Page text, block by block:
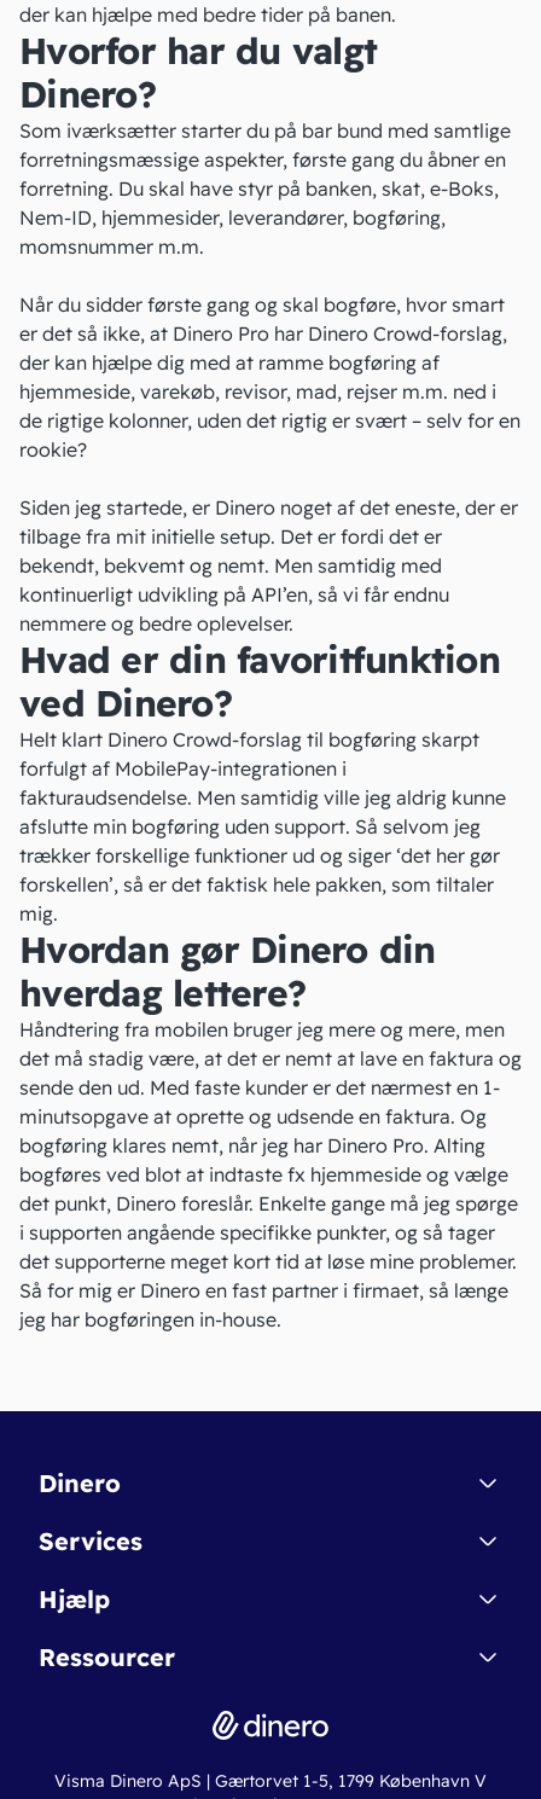
der kan hjælpe med bedre tider på banen.
Hvorfor har du valgt
Dinero?
Som iværksætter starter du på bar bund med samtlige
forretningsmæssige aspekter, første gang du åbner en
forretning. Du skal have styr på banken, skat, e-Boks,
Nem-ID, hjemmesider, leverandører, bogføring,
momsnummer m.m.
Når du sidder første gang og skal bogføre, hvor smart
er det så ikke, at Dinero Pro har Dinero Crowd-forslag,
der kan hjælpe dig med at ramme bogføring af
hjemmeside, varekøb, revisor, mad, rejser m.m. ned i
de rigtige kolonner, uden det rigtig er svært – selv for en
rookie?
Siden jeg startede, er Dinero noget af det eneste, der er
tilbage fra mit initielle setup. Det er fordi det er
bekendt, bekvemt og nemt. Men samtidig med
kontinuerligt udvikling på API’en, så vi får endnu
nemmere og bedre oplevelser.
Hvad er din favoritfunktion
ved Dinero?
Helt klart Dinero Crowd-forslag til bogføring skarpt
forfulgt af MobilePay-integrationen i
fakturaudsendelse. Men samtidig ville jeg aldrig kunne
afslutte min bogføring uden support. Så selvom jeg
trækker forskellige funktioner ud og siger ‘det her gør
forskellen’, så er det faktisk hele pakken, som tiltaler
mig.
Hvordan gør Dinero din
hverdag lettere?
Håndtering fra mobilen bruger jeg mere og mere, men
det må stadig være, at det er nemt at lave en faktura og
sende den ud. Med faste kunder er det nærmest en 1-
minutsopgave at oprette og udsende en faktura. Og
bogføring klares nemt, når jeg har Dinero Pro. Alting
bogføres ved blot at indtaste fx hjemmeside og vælge
det punkt, Dinero foreslår. Enkelte gange må jeg spørge
i supporten angående specifikke punkter, og så tager
det supporterne meget kort tid at løse mine problemer.
Så for mig er Dinero en fast partner i firmaet, så længe
jeg har bogføringen in-house.
Dinero
Kontakt
Betingelser & Sikkerhed
Services
Dinero Starter
Dinero Pro
Erhvervslån
Hjælp
Ressourcer
Ny virksomhed
Visma Dinero ApS | Gærtorvet 1-5, 1799 København V